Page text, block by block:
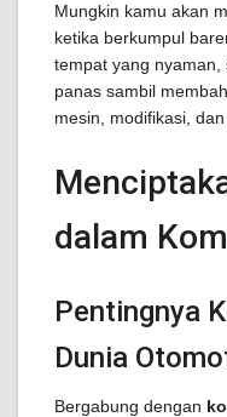
Mungkin kamu akan
ketika berkumpul
tempat yang
panas sambil
mesin, modifikasi,
dalam
Pentingnya
Dunia
Bergabung dengan